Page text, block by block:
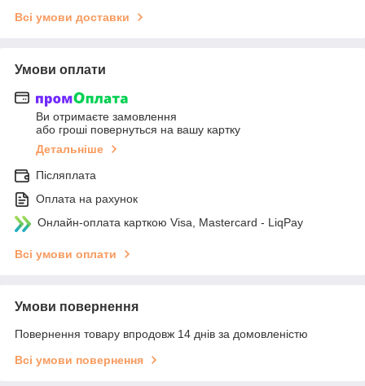
Всі умови доставки
Умови оплати
Ви отримаєте замовлення
або гроші повернуться на вашу картку
Детальніше
Післяплата
Оплата на рахунок
Онлайн-оплата карткою Visa, Mastercard - LiqPay
Всі умови оплати
Умови повернення
Повернення товару впродовж 14 днів за домовленістю
Всі умови повернення